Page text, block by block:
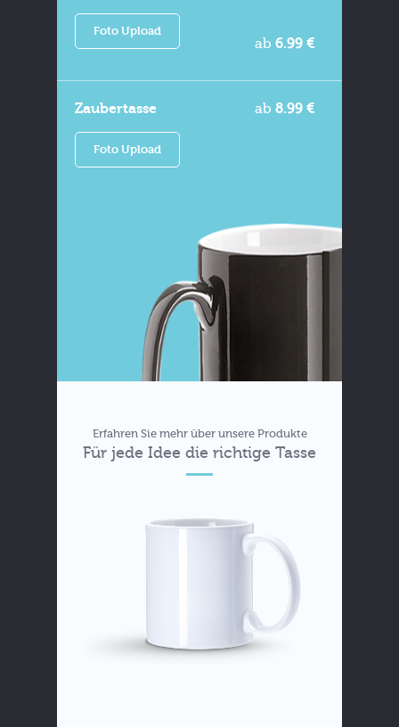
ab 6.99 €
Foto Upload
Zaubertasse ab 8.99 €
Foto Upload
Erfahren Sie mehr über unsere Produkte
Für jede Idee die richtige Tasse